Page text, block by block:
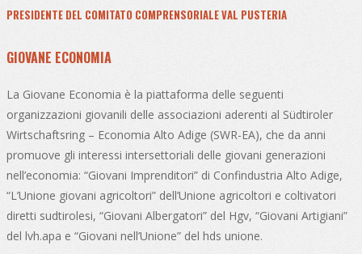
PRESIDENTE DEL COMITATO COMPRENSORIALE VAL PUSTERIA
GIOVANE ECONOMIA
La Giovane Economia è la piattaforma delle seguenti
organizzazioni giovanili delle associazioni aderenti al Südtiroler
Wirtschaftsring – Economia Alto Adige (SWR-EA), che da anni
promuove gli interessi intersettoriali delle giovani generazioni
nell’economia: “Giovani Imprenditori” di Confindustria Alto Adige,
“L’Unione giovani agricoltori” dell’Unione agricoltori e coltivatori
diretti sudtirolesi, “Giovani Albergatori” del Hgv, “Giovani Artigiani”
del lvh.apa e “Giovani nell’Unione” del hds unione.